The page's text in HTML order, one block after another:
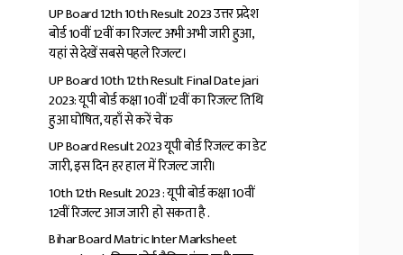
UP Board 12th 10th Result 2023 उत्तर प्रदेश
बोर्ड 10वीं 12वीं का रिजल्ट अभी अभी जारी हुआ,
यहां से देखें सबसे पहले रिजल्ट।
UP Board 10th 12th Result Final Date jari
2023: यूपी बोर्ड कक्षा 10वीं 12वीं का रिजल्ट तिथि
हुआ घोषित, यहाँ से करें चेक
UP Board Result 2023 यूपी बोर्ड रिजल्ट का डेट
जारी, इस दिन हर हाल में रिजल्ट जारी।
10th 12th Result 2023 : यूपी बोर्ड कक्षा 10वीं
12वीं रिजल्ट आज जारी हो सकता है .
Bihar Board Matric Inter Marksheet